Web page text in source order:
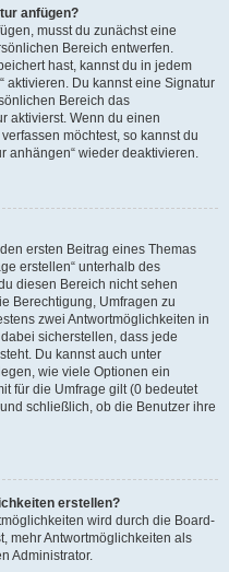
anfügen?
musst du zunächst eine
Bereich entwerfen.
hast, kannst du in jedem
aktivieren. Du kannst eine Signatur
Bereich das
aktivierst. Wenn du einen
möchtest, so kannst du
anhängen“ wieder deaktivieren.
ersten Beitrag eines Themas
erstellen“ unterhalb des
diesen Bereich nicht sehen
Berechtigung, Umfragen zu
zwei Antwortmöglichkeiten in
sicherstellen, dass jede
Du kannst auch unter
wie viele Optionen ein
für die Umfrage gilt (0 bedeutet
schließlich, ob die Benutzer ihre
erstellen?
wird durch die Board-
mehr Antwortmöglichkeiten als
Administrator.